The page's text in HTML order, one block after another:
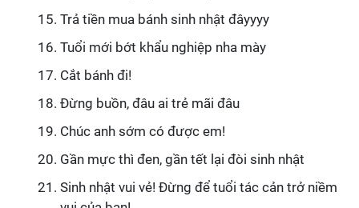
Trả tiền mua bánh sinh nhật đâyyyy
Tuổi mới bớt khẩu nghiệp nha mày
Cắt bánh đi!
Đừng buồn, đâu ai trẻ mãi đâu
Chúc anh sớm có được em!
Gần mực thì đen, gần tết lại đòi sinh nhật
Sinh nhật vui vẻ! Đừng để tuổi tác cản trở niềm